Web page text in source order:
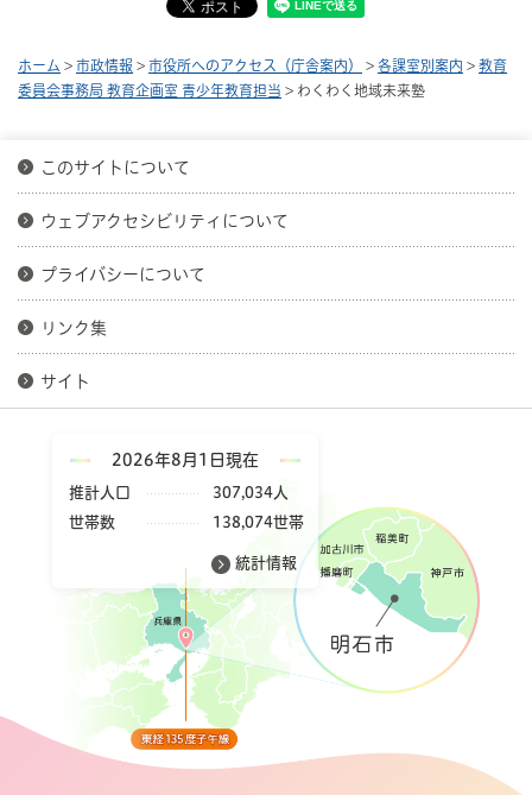
ホーム > 市政情報 > 市役所へのアクセス（庁舎案内） > 各課室別案内 > 教育
委員会事務局 教育企画室 青少年教育担当 > わくわく地域未来塾
このサイトについて
ウェブアクセシビリティについて
プライバシーについて
リンク集
サイト
2026年8月1日現在
推計人口
307,034人
世帯数
138,074世帯
統計情報